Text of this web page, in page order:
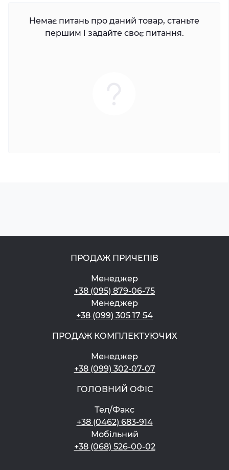
Немає питань про даний товар, станьте
першим і задайте своє питання.
ПРОДАЖ ПРИЧЕПІВ
Менеджер
+38 (095) 879-06-75
Менеджер
+38 (099) 305 17 54
ПРОДАЖ КОМПЛЕКТУЮЧИХ
Менеджер
+38 (099) 302-07-07
ГОЛОВНИЙ ОФІС
Тел/Факс
+38 (0462) 683-914
Мобільний
+38 (068) 526-00-02